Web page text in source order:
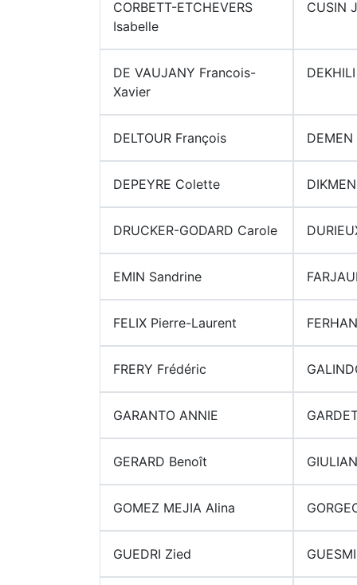
CORBETT-ETCHEVERS
Isabelle
CUSIN
DE VAUJANY Francois-
Xavier
DELTOUR François
DEPEYRE Colette
DRUCKER-GODARD Carole
EMIN Sandrine
FELIX Pierre-Laurent
FRERY Frédéric
GARANTO ANNIE
GERARD Benoît
GOMEZ MEJIA Alina
GUEDRI Zied